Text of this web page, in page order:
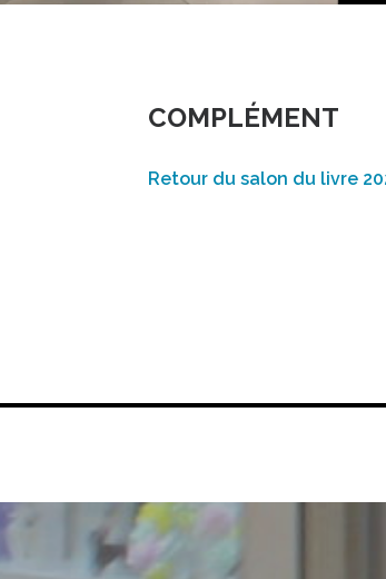
COMPLÉMENT
Retour du salon du livre